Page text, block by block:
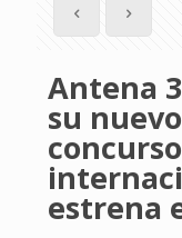
Antena 3
su
estrena